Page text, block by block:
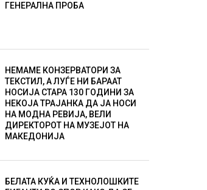
ГЕНЕРАЛНА ПРОБА
НЕМАМЕ КОНЗЕРВАТОРИ ЗА
ТЕКСТИЛ, А ЛУЃЕ НИ БАРААТ
НОСИЈА СТАРА 130 ГОДИНИ ЗА
НЕКОЈА ТРАЈАНКА ДА ЈА НОСИ
НА МОДНА РЕВИЈА, ВЕЛИ
ДИРЕКТОРОТ НА МУЗЕЈОТ НА
МАКЕДОНИЈА
БЕЛАТА КУЌА И ТЕХНОЛОШКИТЕ